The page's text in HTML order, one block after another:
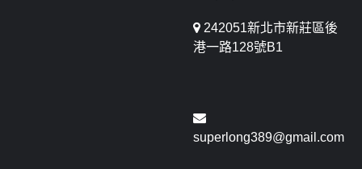
242051新北市新莊區後
港一路128號B1
superlong389@gmail.com